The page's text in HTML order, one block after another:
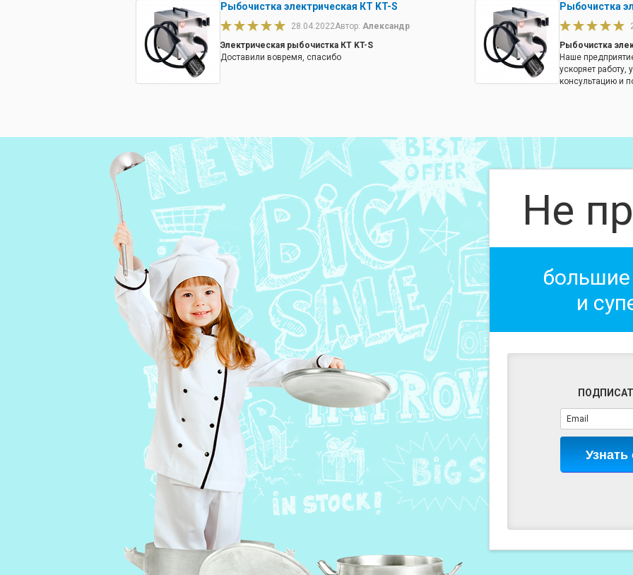
Рыбочистка электрическая КТ KT-S
28.04.2022Автор: Александр
Электрическая рыбочистка КТ KT-S
Доставили вовремя, спасибо
Рыбочистка
Рыбочистка
Наше
ускоряет
консультацию и
Не
и